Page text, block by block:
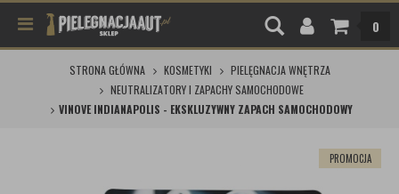
0
STRONA GŁÓWNA KOSMETYKI
PIELĘGNACJA WNĘTRZA
NEUTRALIZATORY I ZAPACHY SAMOCHODOWE
VINOVE INDIANAPOLIS - EKSKLUZYWNY ZAPACH SAMOCHODOWY
PROMOCJA